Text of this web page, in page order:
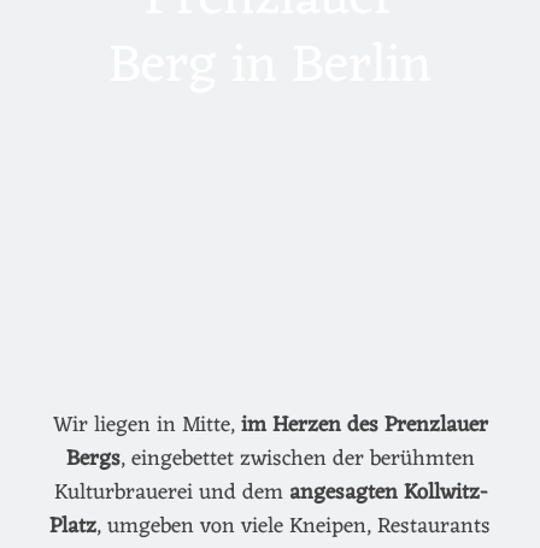
Wir liegen in Mitte,im Herzen des Prenzlauer
Bergs, eingebettet zwischen der berühmten
Kulturbrauerei und demangesagten Kollwitz-
Platz, umgeben von viele Kneipen, Restaurants